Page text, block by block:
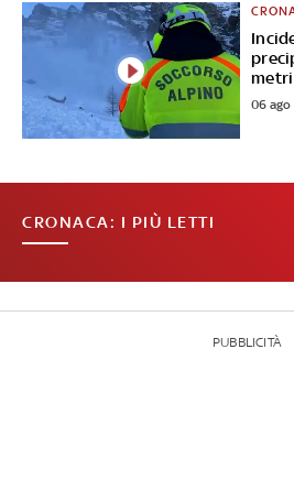
06 ago
CRONACA: I PIÙ LETTI
PUBBLICITÀ